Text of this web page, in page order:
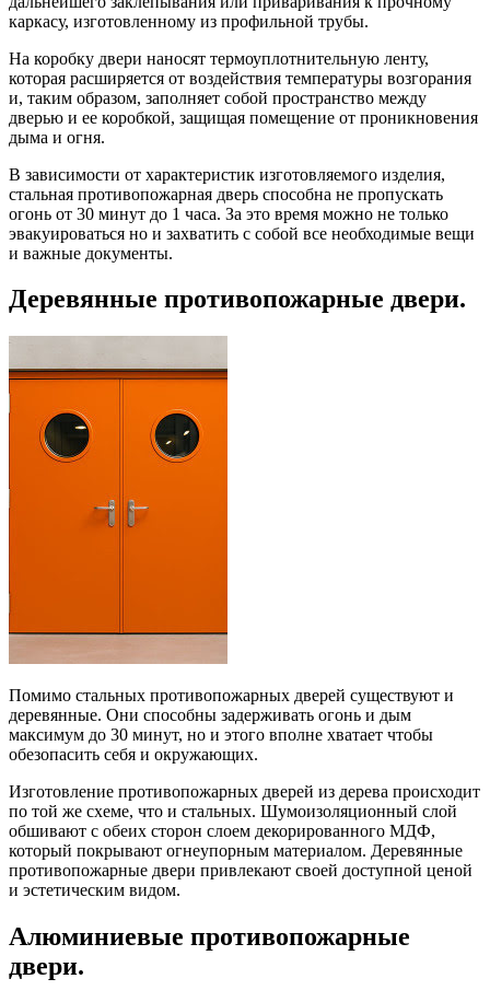
каркасу, изготовленному из профильной трубы.
На коробку двери наносят термоуплотнительную ленту,
которая расширяется от воздействия температуры возгорания
и, таким образом, заполняет собой пространство между
дверью и ее коробкой, защищая помещение от проникновения
дыма и огня.
В зависимости от характеристик изготовляемого изделия,
стальная противопожарная дверь способна не пропускать
огонь от 30 минут до 1 часа. За это время можно не только
эвакуироваться но и захватить с собой все необходимые вещи
и важные документы.
Деревянные противопожарные двери.
Помимо стальных противопожарных дверей существуют и
деревянные. Они способны задерживать огонь и дым
максимум до 30 минут, но и этого вполне хватает чтобы
обезопасить себя и окружающих.
Изготовление противопожарных дверей из дерева происходит
по той же схеме, что и стальных. Шумоизоляционный слой
обшивают с обеих сторон слоем декорированного МДФ,
который покрывают огнеупорным материалом. Деревянные
противопожарные двери привлекают своей доступной ценой
и эстетическим видом.
Алюминиевые противопожарные
двери.